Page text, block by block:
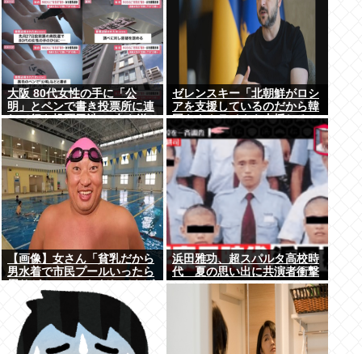
大阪 80代女性の手に「公
明」とペンで書き投票所に連
れて行き投票干渉 60女を送
検【いさ酒場】
ゼレンスキー「北朝鮮がロシ
アを支援しているのだから韓
国もウクライナを支援しろ」
【画像】女さん「貧乳だから
男水着で市民プールいったら
いwww」5万いいね
浜田雅功、超スパルタ高校時
代 夏の思い出に共演者衝撃